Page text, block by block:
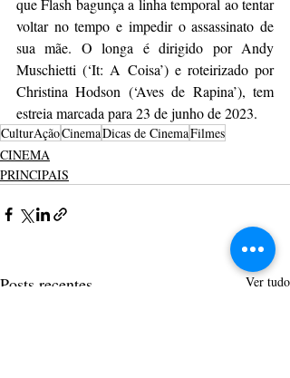
que Flash bagunça a linha temporal ao tentar
voltar no tempo e impedir o assassinato de
sua mãe. O longa é dirigido por Andy
Muschietti (‘It: A Coisa’) e roteirizado por
Christina Hodson (‘Aves de Rapina’), tem
estreia marcada para 23 de junho de 2023.
CulturAçãoCinemaDicas de CinemaFilmes
CINEMA
PRINCIPAIS
Posts recentes Ver tudo